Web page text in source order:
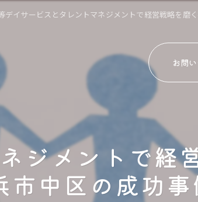
デイサービスとタレントマネジメントで経営戦略を磨
お問
ジメントで経
市中区の成功事